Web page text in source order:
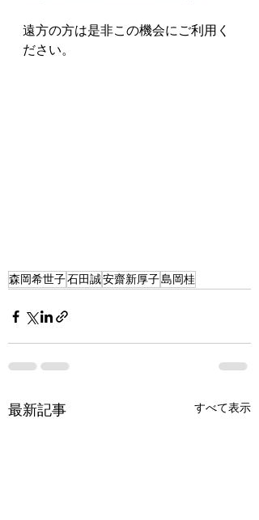
遠方の方は是非この機会にご利用く
ださい。
森岡希世子石田誠安齋新厚子島岡桂
最新記事 すべて表示